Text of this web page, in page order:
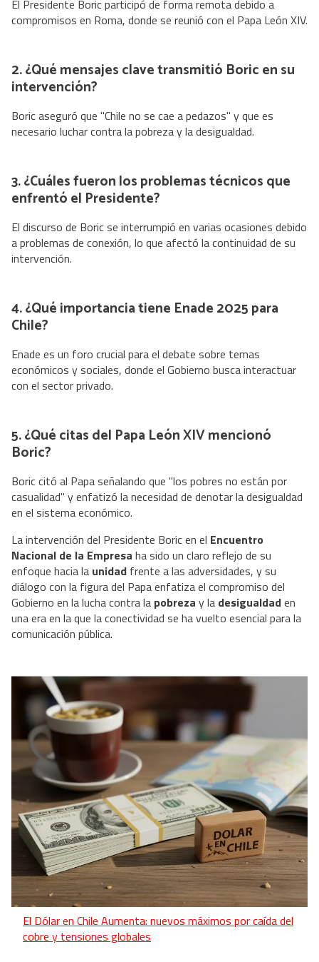
El Presidente Boric participó de forma remota debido a
compromisos en Roma, donde se reunió con el Papa León XIV.
2. ¿Qué mensajes clave transmitió Boric en su
intervención?
Boric aseguró que "Chile no se cae a pedazos" y que es
necesario luchar contra la pobreza y la desigualdad.
3. ¿Cuáles fueron los problemas técnicos que
enfrentó el Presidente?
El discurso de Boric se interrumpió en varias ocasiones debido
a problemas de conexión, lo que afectó la continuidad de su
intervención.
4. ¿Qué importancia tiene Enade 2025 para
Chile?
Enade es un foro crucial para el debate sobre temas
económicos y sociales, donde el Gobierno busca interactuar
con el sector privado.
5. ¿Qué citas del Papa León XIV mencionó
Boric?
Boric citó al Papa señalando que "los pobres no están por
casualidad" y enfatizó la necesidad de denotar la desigualdad
en el sistema económico.
La intervención del Presidente Boric en el Encuentro
Nacional de la Empresa ha sido un claro reflejo de su
enfoque hacia la unidad frente a las adversidades, y su
diálogo con la figura del Papa enfatiza el compromiso del
Gobierno en la lucha contra la pobreza y la desigualdaden
una era en la que la conectividad se ha vuelto esencial para la
comunicación pública.
El Dólar en Chile Aumenta: nuevos máximos por caída del
cobre y tensiones globales